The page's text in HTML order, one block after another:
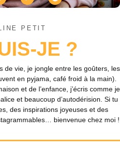
PETIT
JE ?
de vie, je jongle entre les goûters, les
en pyjama, café froid à la main).
et de l’enfance, j’écris comme je
et beaucoup d’autodérision. Si tu
des inspirations joyeuses et des
bienvenue chez moi !